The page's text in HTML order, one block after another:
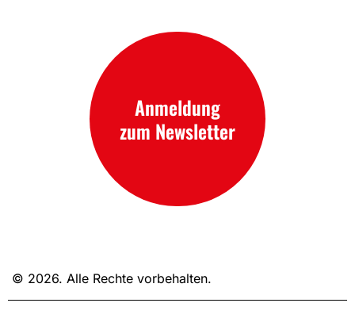
Anmeldung
zum Newsletter
© 2026. Alle Rechte vorbehalten.